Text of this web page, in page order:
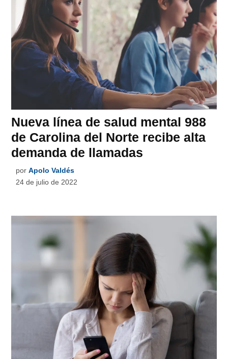
Nueva línea de salud mental 988
de Carolina del Norte recibe alta
demanda de llamadas
por Apolo Valdés
24 de julio de 2022